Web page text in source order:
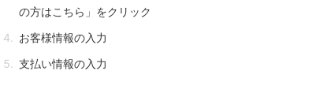
の方はこちら」をクリック
お客様情報の入力
支払い情報の入力